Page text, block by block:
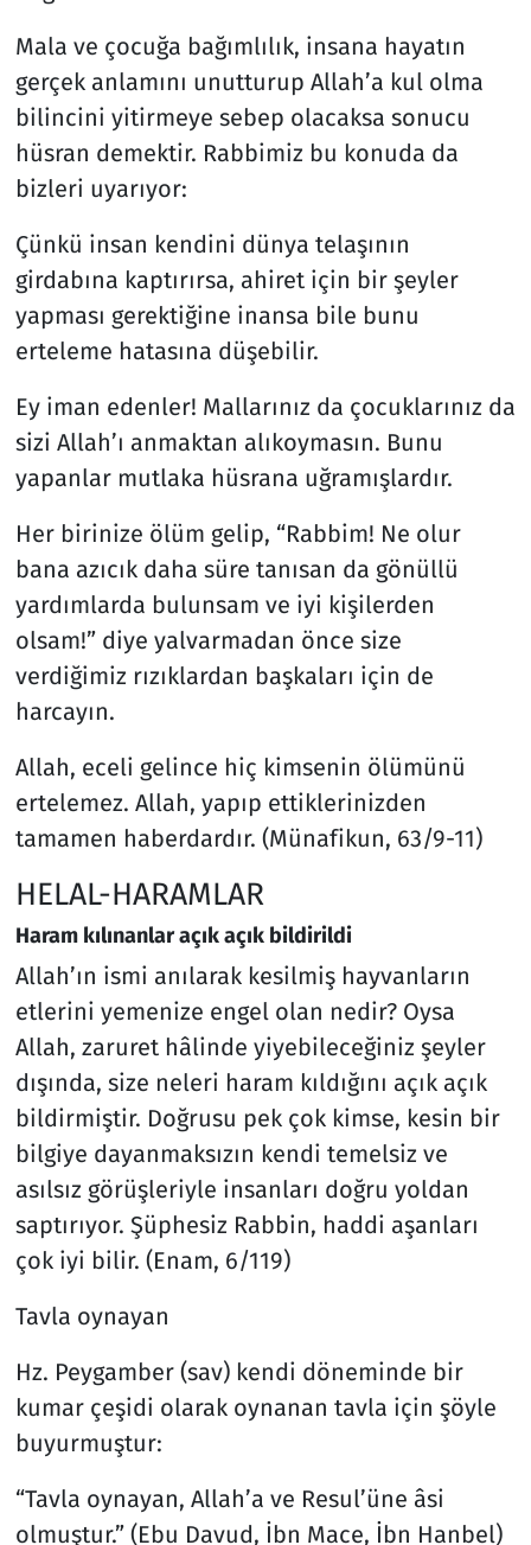
Mala ve çocuğa bağımlılık, insana hayatın
gerçek anlamını unutturup Allah’a kul olma
bilincini yitirmeye sebep olacaksa sonucu
hüsran demektir. Rabbimiz bu konuda da
bizleri uyarıyor:
Çünkü insan kendini dünya telaşının
girdabına kaptırırsa, ahiret için bir şeyler
yapması gerektiğine inansa bile bunu
erteleme hatasına düşebilir.
Ey iman edenler! Mallarınız da çocuklarınız da
sizi Allah’ı anmaktan alıkoymasın. Bunu
yapanlar mutlaka hüsrana uğramışlardır.
Her birinize ölüm gelip, “Rabbim! Ne olur
bana azıcık daha süre tanısan da gönüllü
yardımlarda bulunsam ve iyi kişilerden
olsam!” diye yalvarmadan önce size
verdiğimiz rızıklardan başkaları için de
harcayın.
Allah, eceli gelince hiç kimsenin ölümünü
ertelemez. Allah, yapıp ettiklerinizden
tamamen haberdardır. (Münafikun, 63/9-11)
HELAL-HARAMLAR
Haram kılınanlar açık açık bildirildi
Allah’ın ismi anılarak kesilmiş hayvanların
etlerini yemenize engel olan nedir? Oysa
Allah, zaruret hâlinde yiyebileceğiniz şeyler
dışında, size neleri haram kıldığını açık açık
bildirmiştir. Doğrusu pek çok kimse, kesin bir
bilgiye dayanmaksızın kendi temelsiz ve
asılsız görüşleriyle insanları doğru yoldan
saptırıyor. Şüphesiz Rabbin, haddi aşanları
çok iyi bilir. (Enam, 6/119)
Tavla oynayan
Hz. Peygamber (sav) kendi döneminde bir
kumar çeşidi olarak oynanan tavla için şöyle
buyurmuştur:
“Tavla oynayan, Allah’a ve Resul’üne âsi
olmuştur.” (Ebu Davud, İbn Mace, İbn Hanbel)